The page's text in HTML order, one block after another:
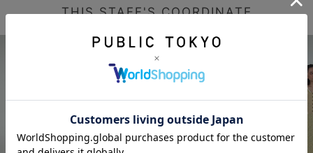
THIS STAFF'S COORDINATE